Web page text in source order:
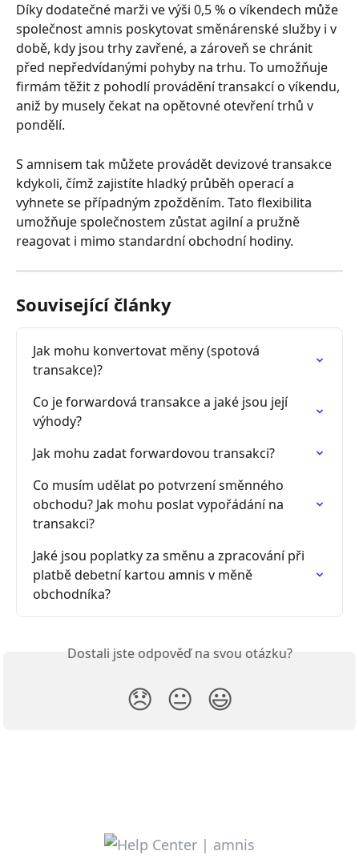
Díky dodatečné marži ve výši 0,5 % o víkendech může
společnost amnis poskytovat směnárenské služby i v
době, kdy jsou trhy zavřené, a zároveň se chránit
před nepředvídanými pohyby na trhu. To umožňuje
firmám těžit z pohodlí provádění transakcí o víkendu,
aniž by musely čekat na opětovné otevření trhů v
pondělí.
S amnisem tak můžete provádět devizové transakce
kdykoli, čímž zajistíte hladký průběh operací a
vyhnete se případným zpožděním. Tato flexibilita
umožňuje společnostem zůstat agilní a pružně
reagovat i mimo standardní obchodní hodiny.
Související články
Jak mohu konvertovat měny (spotová
transakce)?
Co je forwardová transakce a jaké jsou její
výhody?
Jak mohu zadat forwardovou transakci?
Co musím udělat po potvrzení směnného
obchodu? Jak mohu poslat vypořádání na
transakci?
Jaké jsou poplatky za směnu a zpracování při
platbě debetní kartou amnis v měně
obchodníka?
Dostali jste odpověď na svou otázku?
😞 😐 😃